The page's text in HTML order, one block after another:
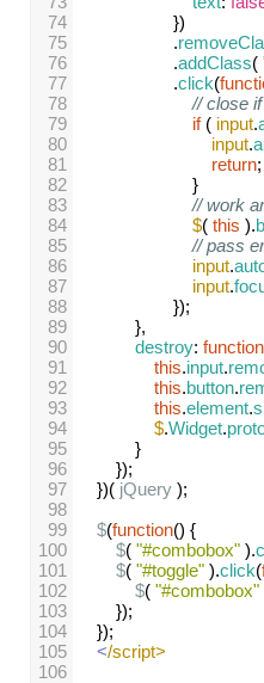
74
})
75
.
76
.addClass(
77
.click(
78
// close
79
if ( input.
80
input.
81
return;
82
}
83
// work
84
$( this ).
85
// pass
86
input.
87
input.
88
});
89
},
90
destroy: function
91
this.input.
92
this.button.
93
this.element.
94
$.Widget.
95
}
96
});
97
})( jQuery );
98
99
$(function() {
100
$( "#combobox" ).
101
$( "#toggle" ).click(
102
$( "#combobox"
103
});
104
});
105
</script>
106